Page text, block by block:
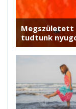
Megszületett
tudtunk